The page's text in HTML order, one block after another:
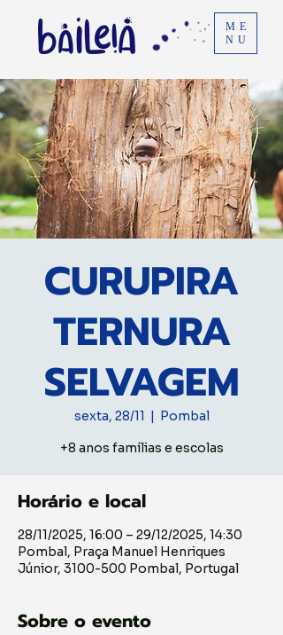
ME
NU
CURUPIRA
TERNURA
SELVAGEM
sexta, 28/11
  |
Pombal
+8 anos famílias e escolas
Horário e local
28/11/2025, 16:00 – 29/12/2025, 14:30
Pombal, Praça Manuel Henriques
Júnior, 3100-500 Pombal, Portugal
Sobre o evento